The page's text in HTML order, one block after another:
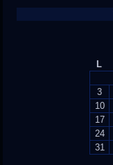
L
3
10
17
24
31